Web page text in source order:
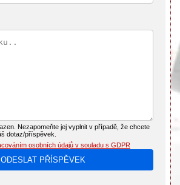
Nezapomeňte jej vyplnit v případě, že chcete
dotaz/příspěvek.
osobních údajů v souladu s GDPR